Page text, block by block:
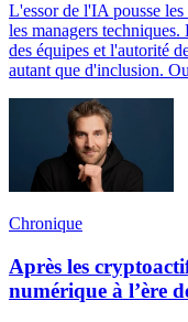
L'essor de l'IA pousse les
les managers
des équipes et l'autorité
autant que d'inclusion.
Chronique
Après les
numérique à l’ère